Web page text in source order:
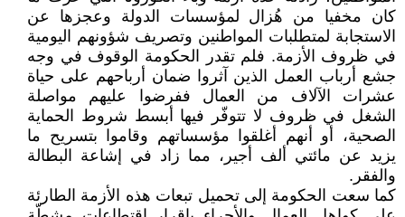
كان مخفيا من هُزال لمؤسسات الدولة وعجزها عن
الاستجابة لمتطلبات المواطنين وتصريف شؤونهم اليومية
في ظروف الأزمة. فلم تقدر الحكومة الوقوف في وجه
جشع أرباب العمل الذين آثروا ضمان أرباحهم على حياة
عشرات الآلاف من العمال ففرضوا عليهم مواصلة
الشغل في ظروف لا تتوفّر فيها أبسط شروط الحماية
الصحية، أو أنهم أغلقوا مؤسساتهم وقاموا بتسريح ما
يزيد عن مائتي ألف أجير، مما زاد في إشاعة البطالة
والفقر.
كما سعت الحكومة إلى تحميل تبعات هذه الأزمة الطارئة